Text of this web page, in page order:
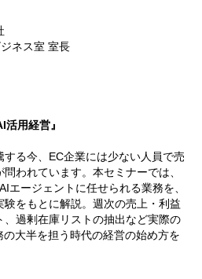
ネス室 室長
活用経営』
る今、EC企業には少ない人員で売
われています。本セミナーでは、
エージェントに任せられる業務を、
をもとに解説。週次の売上・利益
過剰在庫リストの抽出など実際の
大半を担う時代の経営の始め方を